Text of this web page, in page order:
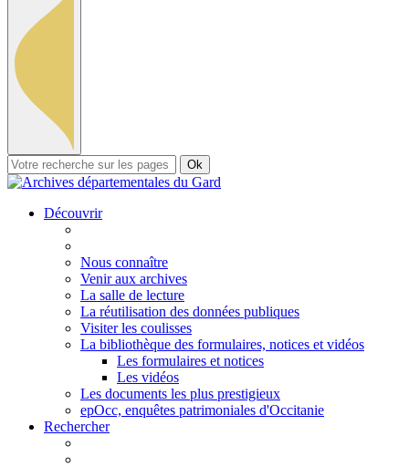
Ok
Découvrir
Nous connaître
Venir aux archives
La salle de lecture
La réutilisation des données publiques
Visiter les coulisses
La bibliothèque des formulaires, notices et vidéos
Les formulaires et notices
Les vidéos
Les documents les plus prestigieux
epOcc, enquêtes patrimoniales d'Occitanie
Rechercher